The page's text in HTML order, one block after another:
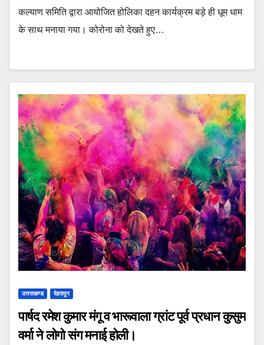
कल्याण समिति द्वारा आयोजित होलिका दहन कार्यक्रम बड़े ही धूम धाम
के साथ मनाया गया। कोरोना को देखते हुए…
उत्तराखण्ड देहरादून
पार्षद रमेश कुमार मंगू व भारूवाला ग्रांट पूर्व प्रधान कुसुम
वर्मा ने लोगो संग मनाई होली।